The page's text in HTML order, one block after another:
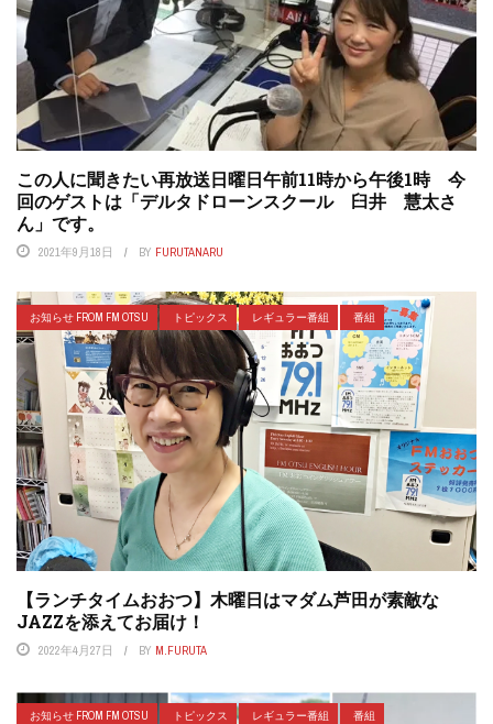
この人に聞きたい再放送日曜日午前11時から午後1時 今
回のゲストは「デルタドローンスクール 臼井 慧太さ
ん」です。
2021年9月18日 BY FURUTANARU
お知らせ FROM FM OTSU トピックス レギュラー番組 番組
【ランチタイムおおつ】木曜日はマダム芦田が素敵な
JAZZを添えてお届け！
2022年4月27日 BY M.FURUTA
お知らせ FROM FM OTSU トピックス レギュラー番組 番組